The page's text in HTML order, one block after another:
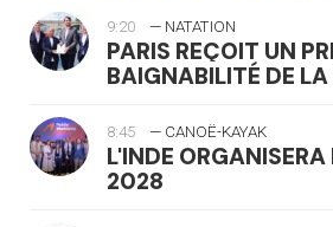
9:20 — NATATION
PARIS REÇOIT UN
BAIGNABILITÉ DE LA
8:45 — CANOË-KAYAK
L'INDE ORGANISERA
2028